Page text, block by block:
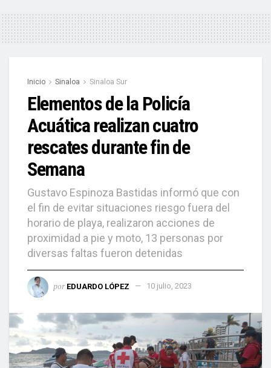
Inicio Sinaloa Sinaloa Sur
Elementos de la Policía
Acuática realizan cuatro
rescates durante fin de
Semana
Gustavo Espinoza Bastidas informó que con
el fin de evitar situaciones riesgo fuera del
horario de playa, realizaron acciones de
proximidad a pie y moto, 13 personas por
diversas faltas fueron detenidas
por EDUARDO LÓPEZ 10 julio, 2023